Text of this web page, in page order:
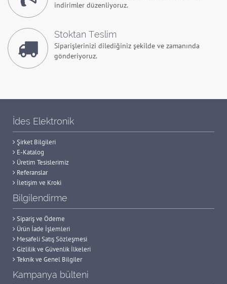
indirimler düzenliyoruz.
Stoktan Teslim
Siparişlerinizi dilediğiniz şekilde ve zamanında
gönderiyoruz.
İdes Elektronik
Şirket Bilgileri
E-Katalog
Üretim Tesislerimiz
Referanslar
İletişim ve Kroki
Bilgilendirme
Sipariş ve Ödeme
Ürün İade İşlemleri
Mesafeli Satış Sözleşmesi
Gizlilik ve Güvenlik İlkeleri
Teknik ve Genel Bilgiler
Kampanya bülteni